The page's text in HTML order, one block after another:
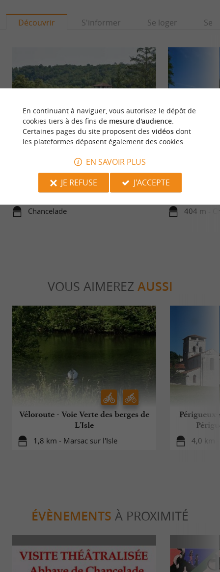
Découvrir S'informer Se loger Se
Chancelade est une commune du Périgord qui
regorge d’ histoire et de charme. Les atouts de
Chancelade L’homme ...
Chancelade
Fondée en 1133
fut bâtie en
...
404 m -
VOUS AIMEREZ AUSSI
Véloroute - Voie Verte des berges de
L'Isle
1,8 km - Marsac sur l'Isle 4,0 km
ÉVÈNEMENTS À PROXIMITÉ
En continuant à naviguer, vous autorisez le dépôt de
cookies tiers à des fins de mesure d'audience.
Certaines pages du site proposent des vidéosdont
les plateformes déposent également des cookies.
EN SAVOIR PLUS
JE REFUSE
J'ACCEPTE